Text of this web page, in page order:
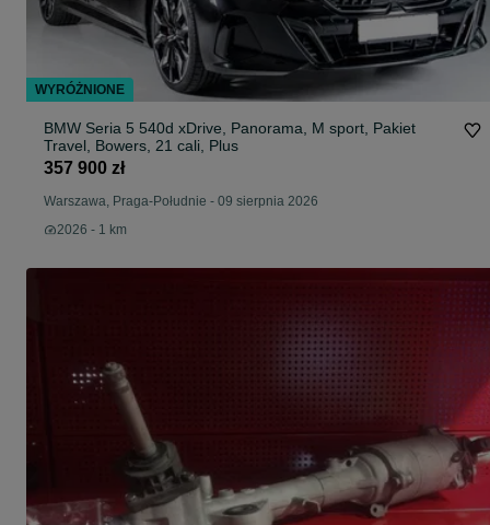
BMW Seria 5 540d xDrive, Panorama, M sport, Pakiet
Travel, Bowers, 21 cali, Plus
357 900 zł
Warszawa, Praga-Południe - 09 sierpnia 2026
2026 - 1 km
WYRÓŻNIONE